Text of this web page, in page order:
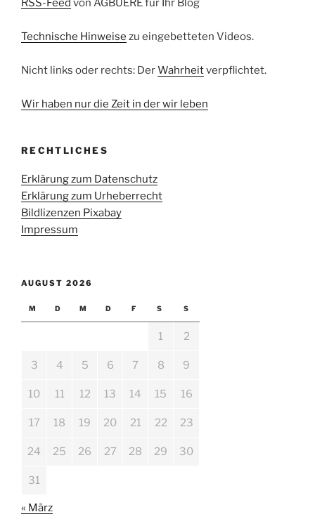
RSS-Feed von AGBUERE für Ihr Blog
Technische Hinweise zu eingebetteten Videos.
Nicht links oder rechts: DerWahrheitverpflichtet.
Wir haben nur die Zeit in der wir leben
RECHTLICHES
Erklärung zum Datenschutz
Erklärung zum Urheberrecht
Bildlizenzen Pixabay
Impressum
AUGUST 2026
M D M D F S S
1 2
3 4 5 6 7 8 9
10 11 12 13 14 15 16
17 18 19 20 21 22 23
24 25 26 27 28 29 30
31
« März